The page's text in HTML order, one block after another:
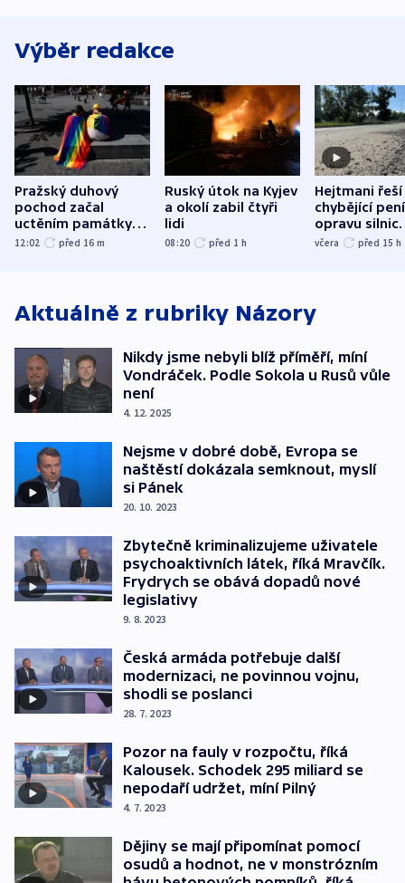
Výběr redakce
Pražský duhový
pochod začal
uctěním památky
obětí berlínského
12:02 před 16 m
Ruský útok na Kyjev
a okolí zabil čtyři
lidi
08:20 před 1 h
Hejtmani řeší
chybějící
opravu silnic.
nenárokové,
včera před 15 h
Aktuálně z rubriky Názory
Nikdy jsme nebyli blíž příměří, míní
Vondráček. Podle Sokola u Rusů vůle
není
4. 12. 2025
Nejsme v dobré době, Evropa se
naštěstí dokázala semknout, myslí
si Pánek
20. 10. 2023
Zbytečně kriminalizujeme uživatele
psychoaktivních látek, říká Mravčík.
Frydrych se obává dopadů nové
legislativy
9. 8. 2023
Česká armáda potřebuje další
modernizaci, ne povinnou vojnu,
shodli se poslanci
28. 7. 2023
Pozor na fauly v rozpočtu, říká
Kalousek. Schodek 295 miliard se
nepodaří udržet, míní Pilný
4. 7. 2023
Dějiny se mají připomínat pomocí
osudů a hodnot, ne v monstrózním